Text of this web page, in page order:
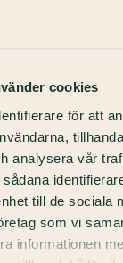
cookies
för att
analysera vår
till de sociala
som vi
informationen